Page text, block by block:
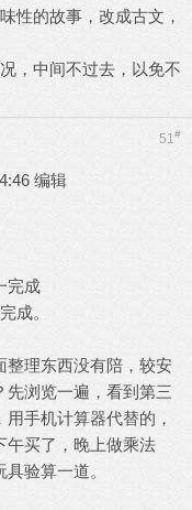
性的故事，改成古文，
，中间不过去，以免不
51#
编辑
完成
成。
整理东西没有陪，较安
先浏览一遍，看到第三
手机计算器代替的，
午买了，晚上做乘法
验算一道。